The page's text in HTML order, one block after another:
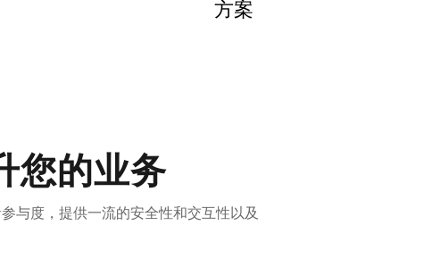
方案
您的业务
与度，提供一流的安全性和交互性以及